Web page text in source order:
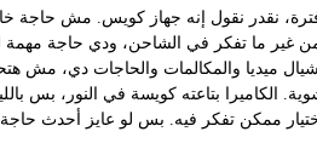
جربنا الموتو جي 57 باور ده فترة، نقدر نقول إنه جهاز
غير ما تفكر في الشاحن، ودي حاجة مهمة
ميديا والمكالمات والحاجات دي، مش
الكاميرا بتاعته كويسة في النور، بس
ممكن تفكر فيه. بس لو عايز أحدث